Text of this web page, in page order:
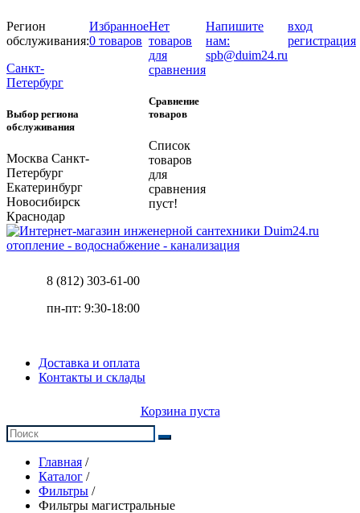
Регион
обслуживания:
Санкт-
Петербург
Выбор региона
обслуживания
Москва Санкт-
Петербург
Екатеринбург
Новосибирск
Краснодар
Избранное
0 товаров
Нет
товаров
для
сравнения
Сравнение
товаров
Список
товаров
для
сравнения
пуст!
Напишите
нам:
spb@duim24.ru
вход
регистрация
отопление - водоснабжение - канализация
8 (812) 303-61-00
пн-пт: 9:30-18:00
Доставка и оплата
Контакты и склады
Корзина пуста
Главная /
Каталог /
Фильтры /
Фильтры магистральные